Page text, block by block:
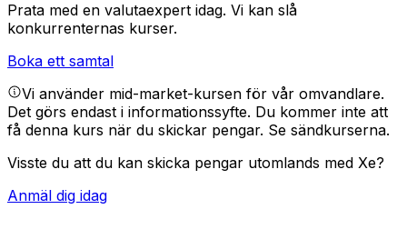
Prata med en valutaexpert idag. Vi kan slå
konkurrenternas kurser.
Boka ett samtal
Vi använder mid-market-kursen för vår omvandlare.
Det görs endast i informationssyfte. Du kommer inte att
få denna kurs när du skickar pengar. Se sändkurserna.
Visste du att du kan skicka pengar utomlands med Xe?
Anmäl dig idag